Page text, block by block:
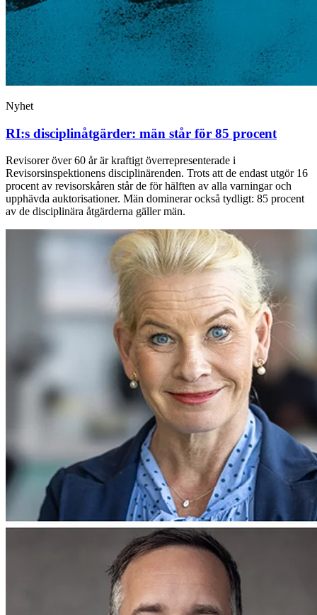
Nyhet
RI:s disciplinåtgärder: män står för 85 procent
Revisorer över 60 år är kraftigt överrepresenterade i
Revisorsinspektionens disciplinärenden. Trots att de endast utgör 16
procent av revisorskåren står de för hälften av alla varningar och
upphävda auktorisationer. Män dominerar också tydligt: 85 procent
av de disciplinära åtgärderna gäller män.